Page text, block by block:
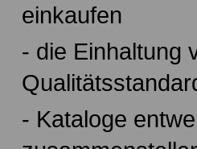
einkaufen
- die Einhaltung
- Kataloge